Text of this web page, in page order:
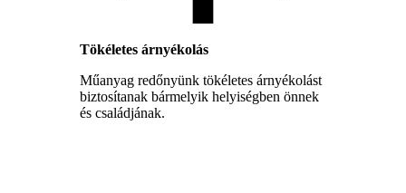
Tökéletes árnyékolás
Műanyag redőnyünk tökéletes árnyékolást
biztosítanak bármelyik helyiségben önnek
és családjának.